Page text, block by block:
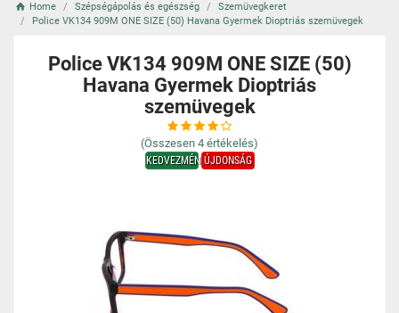
Home Szépségápolás és egészség
Szemüvegkeret
Police VK134 909M ONE SIZE (50) Havana Gyermek Dioptriás szemüvegek
Police VK134 909M ONE SIZE (50)
Havana Gyermek Dioptriás
szemüvegek
(Összesen 4 értékelés)
KEDVEZMÉNYÚJDONSÁG